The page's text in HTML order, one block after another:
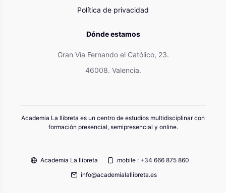
Política de privacidad
Dónde estamos
Gran Vía Fernando el Católico, 23.
46008. Valencia.
Academia La llibreta es un centro de estudios multidisciplinar con
formación presencial, semipresencial y online.
Academia La llibreta
mobile : +34 666 875 860
info@academialallibreta.es